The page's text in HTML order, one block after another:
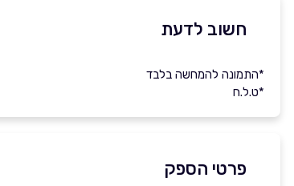
חשוב לדעת
*התמונה להמחשה בלבד
*ט.ל.ח
פרטי הספק